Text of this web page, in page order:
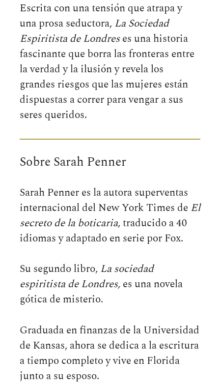
Escrita con una tensión que atrapa y
una prosa seductora,La Sociedad
Espiritista de Londreses una historia
fascinante que borra las fronteras entre
la verdad y la ilusión y revela los
grandes riesgos que las mujeres están
dispuestas a correr para vengar a sus
seres queridos.
Sobre Sarah Penner
Sarah Penner es la autora superventas
internacional del New York Times de El
secreto de la boticaria, traducido a 40
idiomas y adaptado en serie por Fox.
Su segundo libro,La sociedad
espiritista de Londres,es una novela
gótica de misterio.
Graduada en finanzas de la Universidad
de Kansas, ahora se dedica a la escritura
a tiempo completo y vive en Florida
junto a su esposo.